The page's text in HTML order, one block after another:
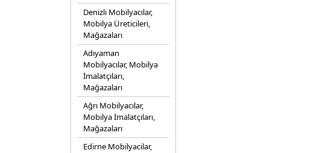
Denizli Mobilyacılar,
Mobilya Üreticileri,
Mağazaları
Adıyaman
Mobilyacılar, Mobilya
İmalatçıları,
Mağazaları
Ağrı Mobilyacılar,
Mobilya İmalatçıları,
Mağazaları
Edirne Mobilyacilar,